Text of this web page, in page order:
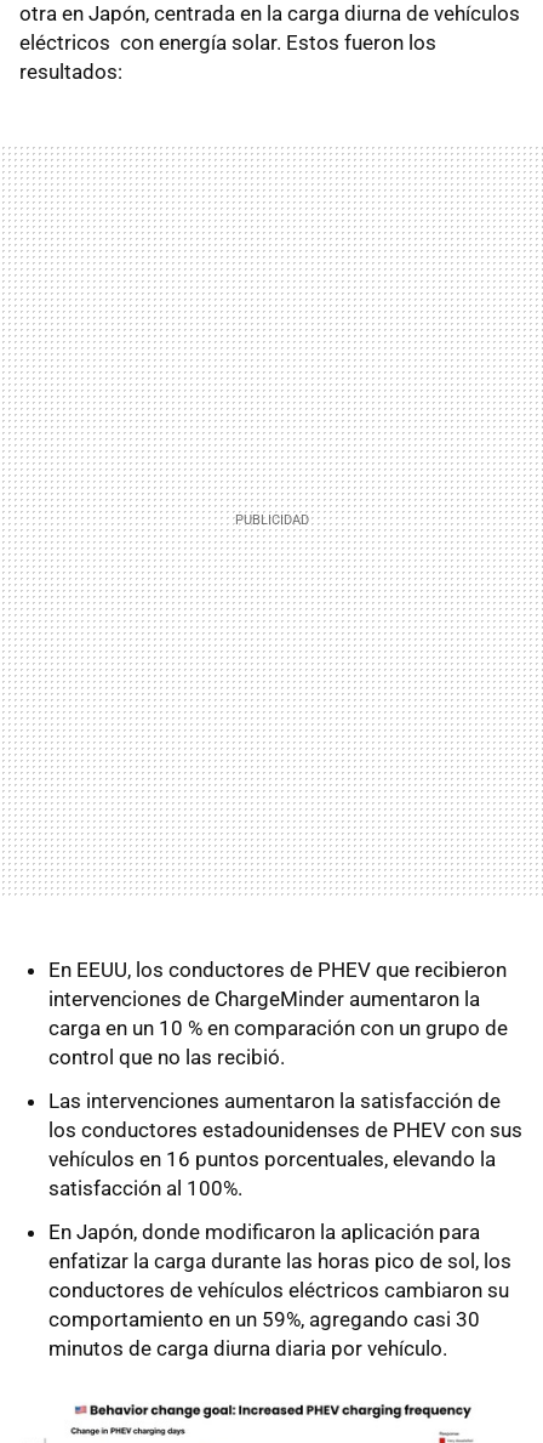
otra en Japón, centrada en la carga diurna de vehículos
eléctricos con energía solar. Estos fueron los
resultados:
En EEUU, los conductores de PHEV que recibieron
intervenciones de ChargeMinder aumentaron la
carga en un 10 % en comparación con un grupo de
control que no las recibió.
Las intervenciones aumentaron la satisfacción de
los conductores estadounidenses de PHEV con sus
vehículos en 16 puntos porcentuales, elevando la
satisfacción al 100%.
En Japón, donde modificaron la aplicación para
enfatizar la carga durante las horas pico de sol, los
conductores de vehículos eléctricos cambiaron su
comportamiento en un 59%, agregando casi 30
minutos de carga diurna diaria por vehículo.